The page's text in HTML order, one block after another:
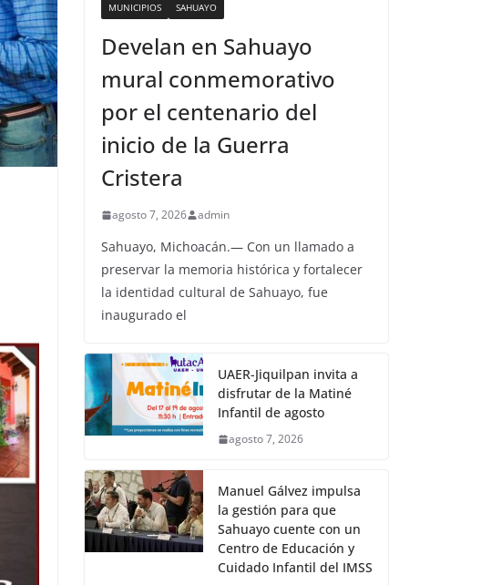
MUNICIPIOS SAHUAYO
Develan en Sahuayo
mural conmemorativo
por el centenario del
inicio de la Guerra
Cristera
agosto 7, 2026 admin
Sahuayo, Michoacán.— Con un llamado a
preservar la memoria histórica y fortalecer
la identidad cultural de Sahuayo, fue
inaugurado el
UAER-Jiquilpan invita a
disfrutar de la Matiné
Infantil de agosto
agosto 7, 2026
Manuel Gálvez impulsa
la gestión para que
Sahuayo cuente con un
Centro de Educación y
Cuidado Infantil del IMSS